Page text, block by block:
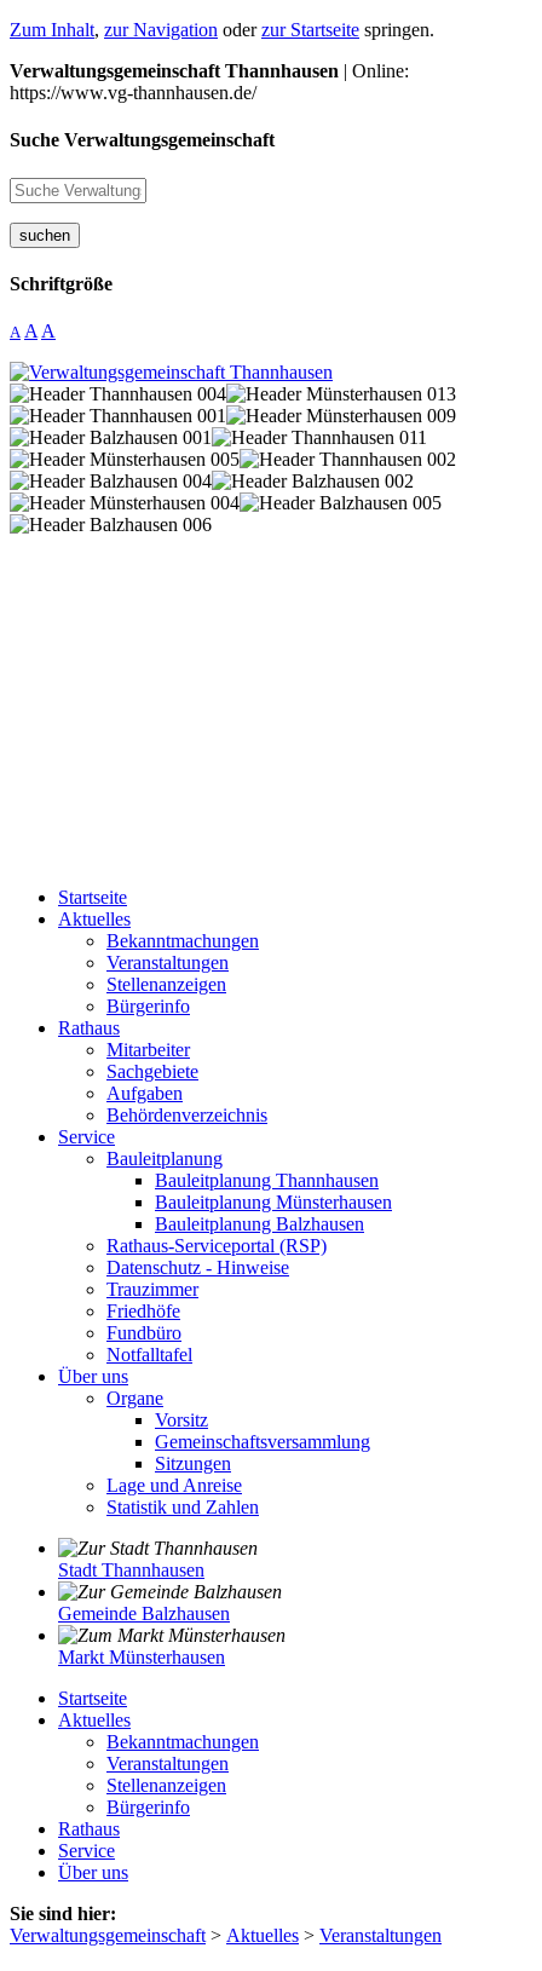
Zum Inhalt, zur Navigation oderzur Startseite springen.
Verwaltungsgemeinschaft Thannhausen | Online:
https://www.vg-thannhausen.de/
Suche Verwaltungsgemeinschaft
suchen
Schriftgröße
A A A
Startseite
Aktuelles
Bekanntmachungen
Veranstaltungen
Stellenanzeigen
Bürgerinfo
Rathaus
Mitarbeiter
Sachgebiete
Aufgaben
Behördenverzeichnis
Service
Bauleitplanung
Bauleitplanung Thannhausen
Bauleitplanung Münsterhausen
Bauleitplanung Balzhausen
Rathaus-Serviceportal (RSP)
Datenschutz - Hinweise
Trauzimmer
Friedhöfe
Fundbüro
Notfalltafel
Über uns
Organe
Vorsitz
Gemeinschaftsversammlung
Sitzungen
Lage und Anreise
Statistik und Zahlen
Stadt Thannhausen
Gemeinde Balzhausen
Markt Münsterhausen
Startseite
Aktuelles
Bekanntmachungen
Veranstaltungen
Stellenanzeigen
Bürgerinfo
Rathaus
Service
Über uns
Sie sind hier:
Verwaltungsgemeinschaft > Aktuelles > Veranstaltungen